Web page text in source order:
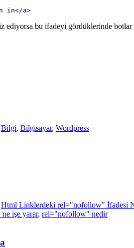
in</a>
ediyorsa bu ifadeyi gördüklerinde
Bilgi, Bilgisayar, Wordpress
Html Linklerdeki rel="nofollow" İfadesi
işe yarar, rel="nofollow" nedir